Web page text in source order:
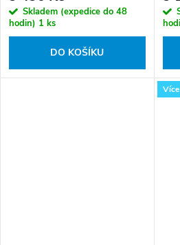
Skladem (expedice do 48
hodin) 1 ks
DO KOŠÍKU